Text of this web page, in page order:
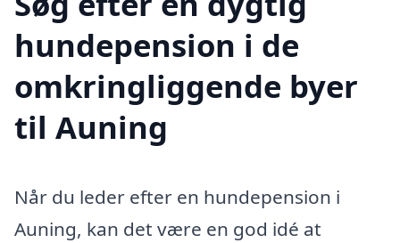
hundepension i de
omkringliggende byer
til Auning
Når du leder efter en hundepension i
Auning, kan det være en god idé at